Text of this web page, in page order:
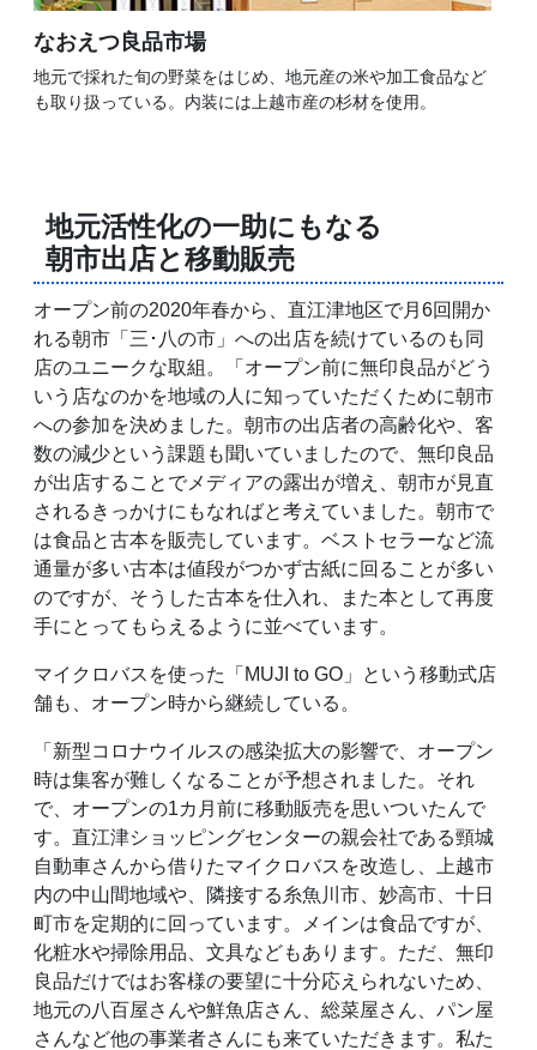
なおえつ良品市場
地元で採れた旬の野菜をはじめ、地元産の米や加工食品など
も取り扱っている。内装には上越市産の杉材を使用。
地元活性化の一助にもなる
朝市出店と移動販売
オープン前の2020年春から、直江津地区で月6回開か
れる朝市「三･八の市」への出店を続けているのも同
店のユニークな取組。「オープン前に無印良品がどう
いう店なのかを地域の人に知っていただくために朝市
への参加を決めました。朝市の出店者の高齢化や、客
数の減少という課題も聞いていましたので、無印良品
が出店することでメディアの露出が増え、朝市が見直
されるきっかけにもなればと考えていました。朝市で
は食品と古本を販売しています。ベストセラーなど流
通量が多い古本は値段がつかず古紙に回ることが多い
のですが、そうした古本を仕入れ、また本として再度
手にとってもらえるように並べています。
マイクロバスを使った「MUJI to GO」という移動式店
舗も、オープン時から継続している。
「新型コロナウイルスの感染拡大の影響で、オープン
時は集客が難しくなることが予想されました。それ
で、オープンの1カ月前に移動販売を思いついたんで
す。直江津ショッピングセンターの親会社である頸城
自動車さんから借りたマイクロバスを改造し、上越市
内の中山間地域や、隣接する糸魚川市、妙高市、十日
町市を定期的に回っています。メインは食品ですが、
化粧水や掃除用品、文具などもあります。ただ、無印
良品だけではお客様の要望に十分応えられないため、
地元の八百屋さんや鮮魚店さん、総菜屋さん、パン屋
さんなど他の事業者さんにも来ていただきます。私た